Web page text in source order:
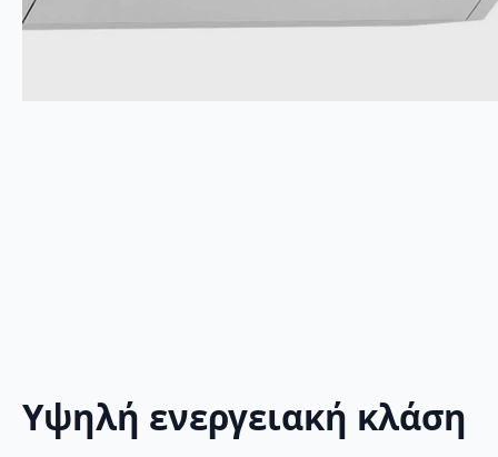
Υψηλή ενεργειακή κλάση